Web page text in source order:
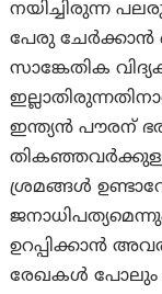
നയിച്ചിരുന്ന
പേരു
സാങ്കേതിക
ഇന്ത്യൻ പൗരന്
ശ്രമങ്ങൾ
ഉറപ്പിക്കാന്‍
രേഖകള്‍ പോലും